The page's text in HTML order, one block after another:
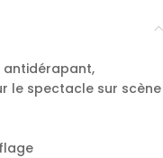
antidérapant,
le spectacle sur scène